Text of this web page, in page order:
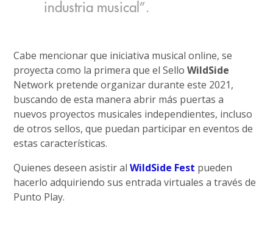
industria musical”.
Cabe mencionar que iniciativa musical online, se
proyecta como la primera que el SelloWildSide
Network pretende organizar durante este 2021,
buscando de esta manera abrir más puertas a
nuevos proyectos musicales independientes, incluso
de otros sellos, que puedan participar en eventos de
estas características.
Quienes deseen asistir alWildSide Fest pueden
hacerlo adquiriendo sus entrada virtuales a través de
Punto Play.